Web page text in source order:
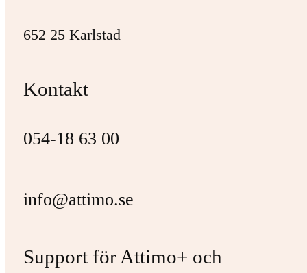
652 25 Karlstad
Kontakt
054-18 63 00
info@attimo.se
Support för Attimo+ och